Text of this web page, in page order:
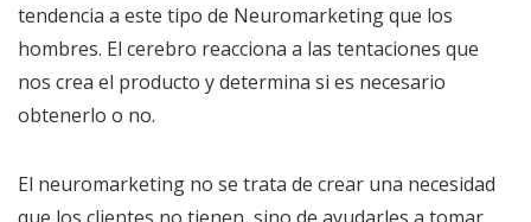
tendencia a este tipo de Neuromarketing que los
hombres. El cerebro reacciona a las tentaciones que
nos crea el producto y determina si es necesario
obtenerlo o no.
El neuromarketing no se trata de crear una necesidad